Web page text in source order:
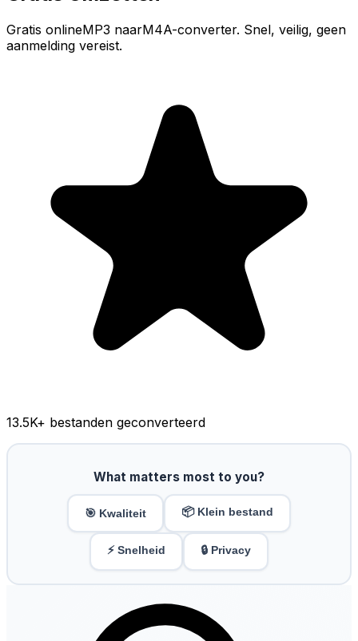
Gratis onlineMP3 naarM4A-converter. Snel, veilig, geen
aanmelding vereist.
13.5K+ bestanden geconverteerd
What matters most to you?
🎯 Kwaliteit 📦 Klein bestand
⚡ Snelheid 🔒 Privacy